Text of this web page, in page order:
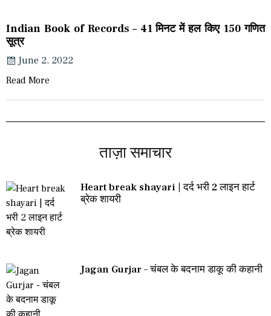
Indian Book of Records – 41 मिनट में हल किए 150 गणित
सूत्र
June 2, 2022
Read More
ताज़ा समाचार
Heart break shayari | दर्द भरी 2 लाइन हार्ट
ब्रेक शायरी
Jagan Gurjar – चंबल के बदनाम डाकू की कहानी